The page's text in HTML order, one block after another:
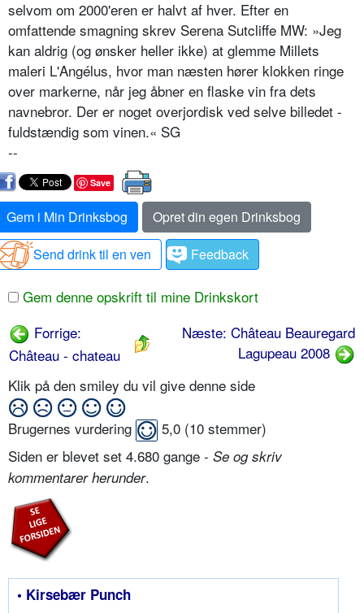
selvom om 2000'eren er halvt af hver. Efter en
omfattende smagning skrev Serena Sutcliffe MW: »Jeg
kan aldrig (og ønsker heller ikke) at glemme Millets
maleri L'Angélus, hvor man næsten hører klokken ringe
over markerne, når jeg åbner en flaske vin fra dets
navnebror. Der er noget overjordisk ved selve billedet -
fuldstændig som vinen.« SG
--
Save
Gem i Min Drinksbog
Opret din egen Drinksbog
Send drink til en ven
Feedback
Gem denne opskrift til mine Drinkskort
Forrige:
Château - chateau
Næste: Château Beauregard
Lagupeau 2008
Klik på den smiley du vil give denne side
Brugernes vurdering 5,0 (10 stemmer)
Siden er blevet set 4.680 gange - Se og skriv
kommentarer herunder.
• Kirsebær Punch